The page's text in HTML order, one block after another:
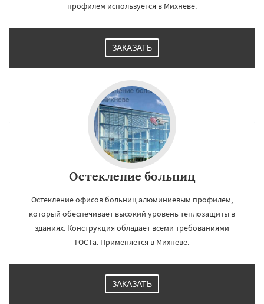
профилем используется в Михневе.
ЗАКАЗАТЬ
Остекление больниц
Остекление офисов больниц алюминиевым профилем,
который обеспечивает высокий уровень теплозащиты в
зданиях. Конструкция обладает всеми требованиями
ГОСТа. Применяется в Михневе.
ЗАКАЗАТЬ